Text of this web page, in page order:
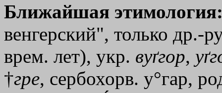
Ближайшая
венгерский", только др.-
врем. лет), укр. вуґгор,
†гре, сербохорв. у°гар,